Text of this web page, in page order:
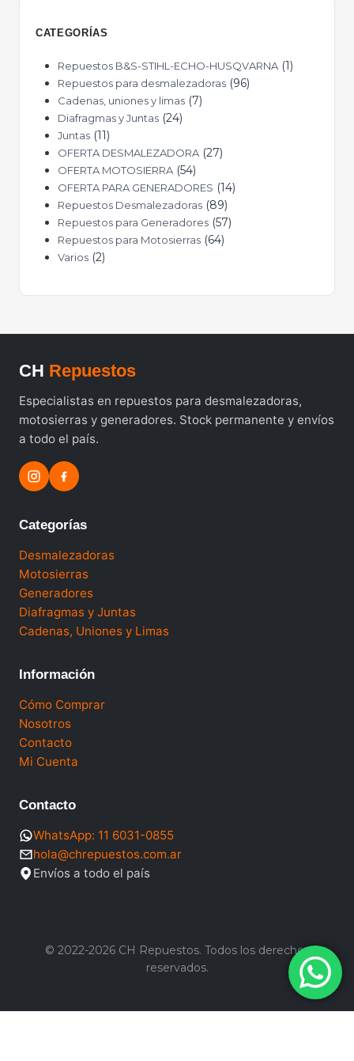
CATEGORÍAS
Repuestos B&S-STIHL-ECHO-HUSQVARNA 1
Repuestos para desmalezadoras 96
Cadenas, uniones y limas 7
Diafragmas y Juntas 24
Juntas 11
OFERTA DESMALEZADORA 27
OFERTA MOTOSIERRA 54
OFERTA PARA GENERADORES 14
Repuestos Desmalezadoras 89
Repuestos para Generadores 57
Repuestos para Motosierras 64
Varios 2
CH Repuestos
Especialistas en repuestos para desmalezadoras,
motosierras y generadores. Stock permanente y envíos
a todo el país.
Categorías
Desmalezadoras
Motosierras
Generadores
Diafragmas y Juntas
Cadenas, Uniones y Limas
Información
Cómo Comprar
Nosotros
Contacto
Mi Cuenta
Contacto
WhatsApp: 11 6031-0855
hola@chrepuestos.com.ar
Envíos a todo el país
© 2022-2026 CH Repuestos. Todos los derechos
reservados.